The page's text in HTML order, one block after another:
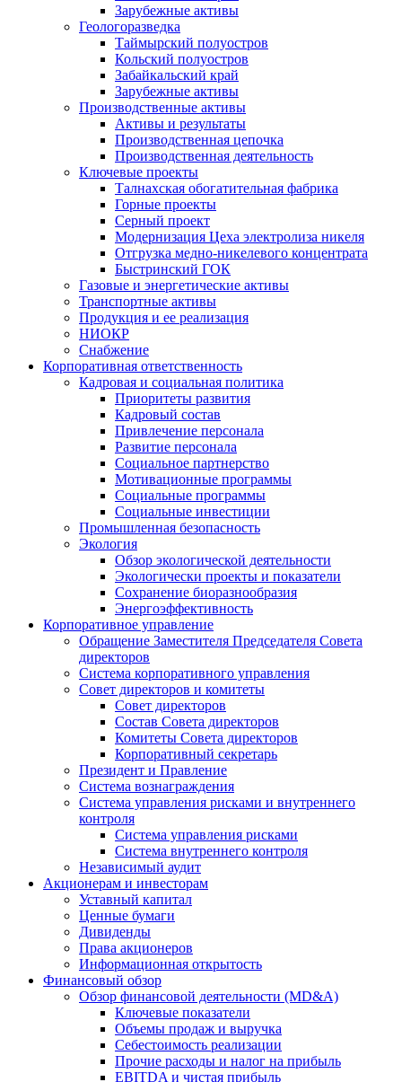
Зарубежные активы
Геологоразведка
Таймырский полуостров
Кольский полуостров
Забайкальский край
Зарубежные активы
Производственные активы
Активы и результаты
Производственная цепочка
Производственная деятельность
Ключевые проекты
Талнахская обогатительная фабрика
Горные проекты
Серный проект
Модернизация Цеха электролиза никеля
Отгрузка медно-никелевого концентрата
Быстринский ГОК
Газовые и энергетические активы
Транспортные активы
Продукция и ее реализация
НИОКР
Снабжение
Корпоративная ответственность
Кадровая и социальная политика
Приоритеты развития
Кадровый состав
Привлечение персонала
Развитие персонала
Социальное партнерство
Мотивационные программы
Социальные программы
Социальные инвестиции
Промышленная безопасность
Экология
Обзор экологической деятельности
Экологически проекты и показатели
Сохранение биоразнообразия
Энергоэффективность
Корпоративное управление
Обращение Заместителя Председателя Совета
директоров
Система корпоративного управления
Совет директоров и комитеты
Совет директоров
Состав Совета директоров
Комитеты Совета директоров
Корпоративный секретарь
Президент и Правление
Система вознаграждения
Система управления рисками и внутреннего
контроля
Система управления рисками
Система внутреннего контроля
Независимый аудит
Акционерам и инвесторам
Уставный капитал
Ценные бумаги
Дивиденды
Права акционеров
Информационная открытость
Финансовый обзор
Обзор финансовой деятельности (MD&A)
Ключевые показатели
Объемы продаж и выручка
Себестоимость реализации
Прочие расходы и налог на прибыль
EBITDA и чистая прибыль